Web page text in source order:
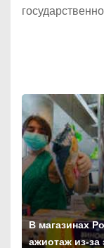
В магазинах
ажиотаж из-за